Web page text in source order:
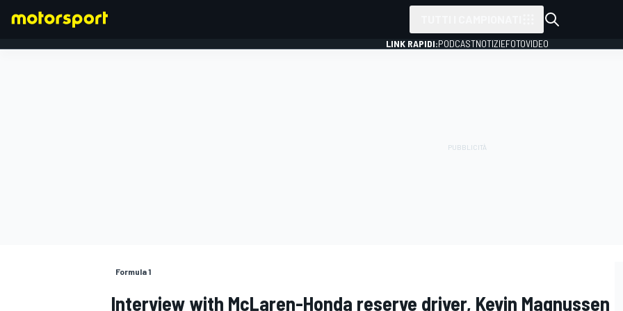
LINK RAPIDI:PODCASTNOTIZIEFOTOVIDEO
Formula 1
Interview with McLaren-Honda reserve driver, Kevin Magnussen